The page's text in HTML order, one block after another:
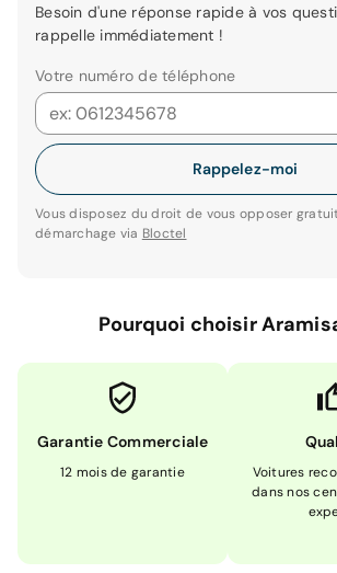
Besoin d'une réponse rapide à vos
rappelle immédiatement !
Votre numéro de téléphone
Rappelez-moi
Vous disposez du droit de vous opposer
démarchage via Bloctel
Pourquoi choisir
Garantie Commerciale
12 mois de garantie
Voitures
dans nos